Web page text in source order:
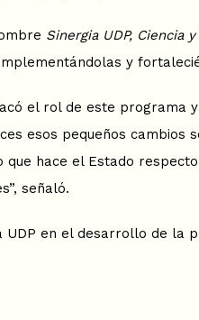
Sinergia UDP, Ciencia
y
el rol de este
esos pequeños
hace el Estado
señaló.
en el desarrollo de la